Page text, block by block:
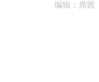
编辑：席茜